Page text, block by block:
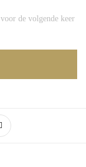
de volgende keer